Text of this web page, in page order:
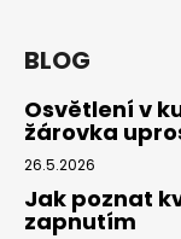
m
e
BLOG
Osvětlení v
žárovka
26.5.2026
Jak poznat
zapnutím